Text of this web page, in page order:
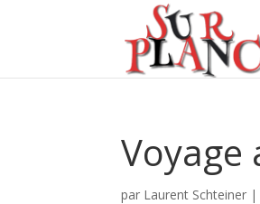
Voyage
par Laurent Schteiner |